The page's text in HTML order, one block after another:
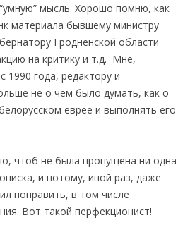
мысль. Хорошо помню, как
материала бывшему министру
Гродненской области
на критику и т.д. Мне,
года, редактору и
не о чем было думать, как о
еврее и выполнять его
чтоб не была пропущена ни одна
и потому, иной раз, даже
поправить, в том числе
Вот такой перфекционист!